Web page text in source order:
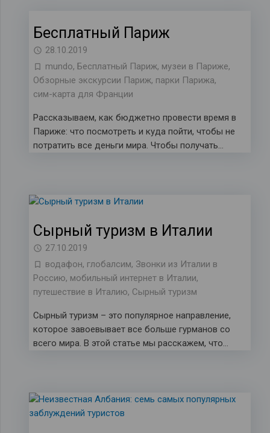
Бесплатный Париж
28.10.2019
mundo, Бесплатный Париж, музеи в Париже,
Обзорные экскурсии Париж, парки Парижа,
сим-карта для Франции
Рассказываем, как бюджетно провести время в
Париже: что посмотреть и куда пойти, чтобы не
потратить все деньги мира. Чтобы получать…
Сырный туризм в Италии
27.10.2019
водафон, глобалсим, Звонки из Италии в
Россию, мобильный интернет в Италии,
путешествие в Италию, Сырный туризм
Сырный туризм – это популярное направление,
которое завоевывает все больше гурманов со
всего мира. В этой статье мы расскажем, что…